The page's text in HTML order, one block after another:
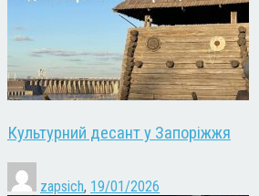
Культурний десант у Запоріжжя
zapsich, 19/01/2026